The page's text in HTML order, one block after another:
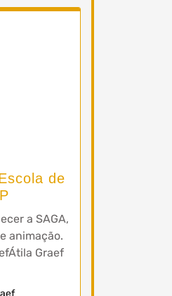
de
a SAGA,
animação.
Graef